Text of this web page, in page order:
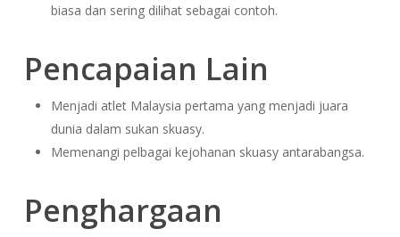
biasa dan sering dilihat sebagai contoh.
Pencapaian Lain
Menjadi atlet Malaysia pertama yang menjadi juara
dunia dalam sukan skuasy.
Memenangi pelbagai kejohanan skuasy antarabangsa.
Penghargaan